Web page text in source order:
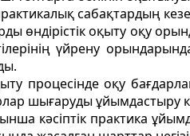
сабақтардың
өндiрiстік оқыту оқу
үйрену
процесінде оқу
шығаруды ұйымдастыру
кәсiптiк практика